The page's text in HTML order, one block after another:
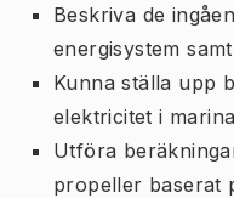
Beskriva de
energisystem
Kunna ställa upp
elektricitet i
Utföra
propeller baserat